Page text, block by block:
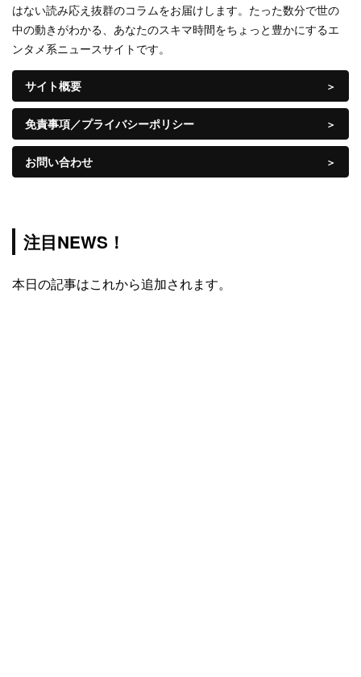
はない読み応え抜群のコラムをお届けします。たった数分で世の
中の動きがわかる、あなたのスキマ時間をちょっと豊かにするエ
ンタメ系ニュースサイトです。
サイト概要
免責事項／プライバシーポリシー
お問い合わせ
注目NEWS！
本日の記事はこれから追加されます。